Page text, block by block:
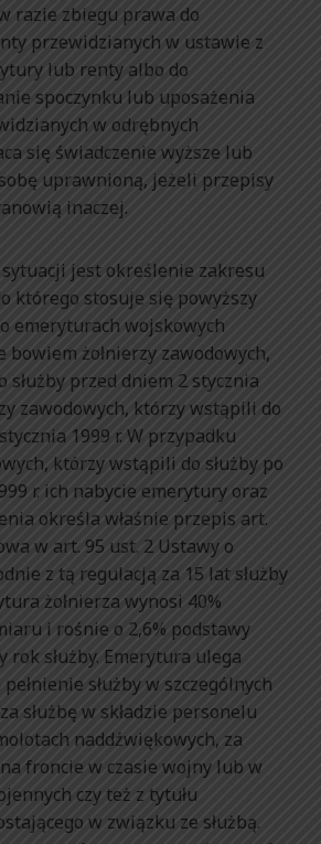
razie zbiegu prawa do
przewidzianych w ustawie z
lub renty albo do
spoczynku lub uposażenia
w odrębnych
się świadczenie wyższe lub
uprawnioną, jeżeli przepisy
inaczej.
jest określenie zakresu
którego stosuje się powyższy
emeryturach wojskowych
żołnierzy zawodowych,
przed dniem 2 stycznia
zawodowych, którzy wstąpili do
1999 r. W przypadku
którzy wstąpili do służby po
r. ich nabycie emerytury oraz
określa właśnie przepis art.
w art. 95 ust. 2 Ustawy o
z tą regulacją za 15 lat służby
żołnierza wynosi 40%
i rośnie o 2,6% podstawy
rok służby. Emerytura ulega
służby w szczególnych
służbę w składzie personelu
naddźwiękowych, za
na froncie w czasie wojny lub w
czy też z tytułu
w związku ze służbą.